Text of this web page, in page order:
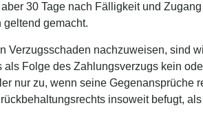
30 Tage nach Fälligkeit und
gemacht.
Verzugsschaden nachzuweisen, sind
Folge des Zahlungsverzugs kein
nur zu, wenn seine Gegenansprüche
insoweit befugt,